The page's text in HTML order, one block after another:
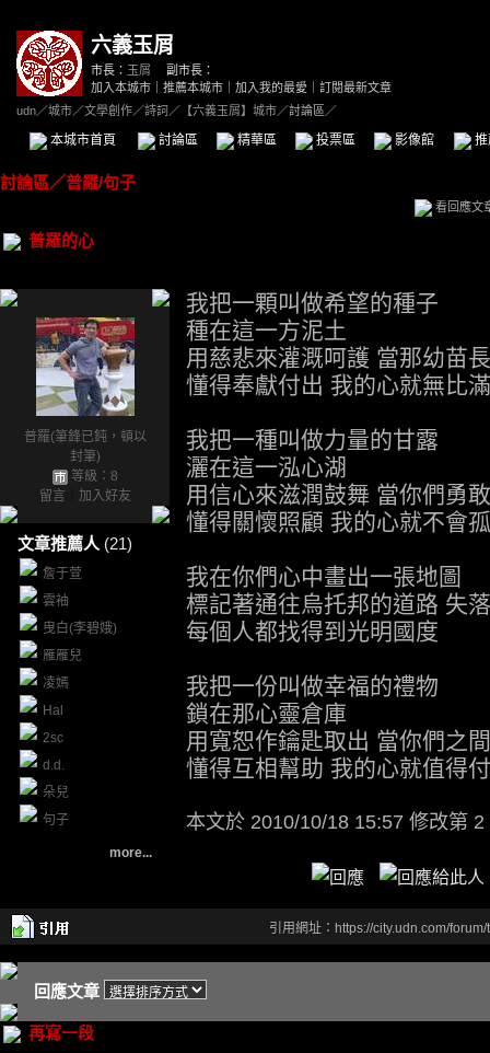
六義玉屑
市長： 玉屑
副市長：
加入本城市
推薦本城市 加入我的最愛
訂閱最新文章
udn／城市／文學創作／詩詞 ／ 【六義玉屑】城市／討論區／
本城市首頁 討論區 精華區 投票區 影像館
討論區／普羅/句子
看回應文
普羅的心
普羅(筆鋒已鈍，頓以
封筆)
等級：8
留言
加入好友
文章推薦人 (21)
詹于萱
雲袖
曳白(李碧娥)
雁雁兒
凌嫣
Hal
2sc
d.d.
朵兒
句子
more...
我把一顆叫做希望的種子
種在這一方泥土
用慈悲來灌溉呵護 當那幼苗
懂得奉獻付出 我的心就無比
我把一種叫做力量的甘露
灑在這一泓心湖
用信心來滋潤鼓舞 當你們勇
懂得關懷照顧 我的心就不會
我在你們心中畫出一張地圖
標記著通往烏托邦的道路 失
每個人都找得到光明國度
我把一份叫做幸福的禮物
鎖在那心靈倉庫
用寬恕作鑰匙取出 當你們之
懂得互相幫助 我的心就值得
本文於 2010/10/18 15:57 修改第 2
引用網址：https://city.udn.com/
回應文章
再寫一段